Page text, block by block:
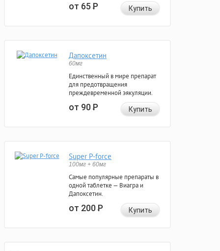
от 65Р Купить
Дапоксетин
60мг
Единственный в мире препарат
для предотвращения
преждевременной эякуляции.
от 90Р Купить
Super P-force
100мг + 60мг
Самые популярные препараты в
одной таблетке — Виагра и
Дапоксетин.
от 200Р Купить